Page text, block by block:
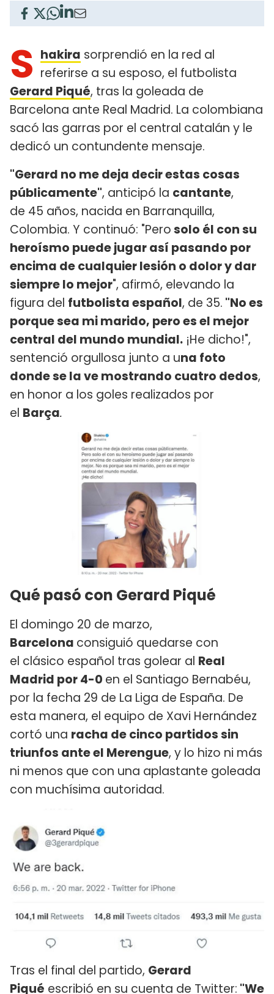
S hakira sorprendió en la red al
referirse a su esposo, el futbolista
Gerard Piqué, tras la goleada de
Barcelona ante Real Madrid. La colombiana
sacó las garras por el central catalán y le
dedicó un contundente mensaje.
"Gerard no me deja decir estas cosas
públicamente", anticipó la cantante,
de 45 años, nacida en Barranquilla,
Colombia. Y continuó: "Perosolo él con su
heroísmo puede jugar así pasando por
encima de cualquier lesión o dolor y dar
siempre lo mejor", afirmó, elevando la
figura del futbolista español, de 35. "No es
porque sea mi marido, pero es el mejor
central del mundo mundial. ¡He dicho!",
sentenció orgullosa junto a una foto
donde se la ve mostrando cuatro dedos,
en honor a los goles realizados por
el Barça.
Qué pasó con Gerard Piqué
El domingo 20 de marzo,
Barcelona consiguió quedarse con
el clásico español tras golear al Real
Madrid por 4-0 en el Santiago Bernabéu,
por la fecha 29 de La Liga de España. De
esta manera, el equipo de Xavi Hernández
cortó una racha de cinco partidos sin
triunfos ante el Merengue, y lo hizo ni más
ni menos que con una aplastante goleada
con muchísima autoridad.
Tras el final del partido, Gerard
Piqué escribió en su cuenta de Twitter: "We